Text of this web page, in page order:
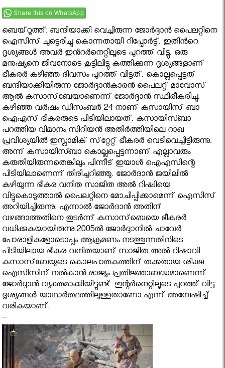
Share this on WhatsApp
ബെയ്‌റൂത്ത്: ബന്ദിയാക്കി വെച്ചിരുന്ന ജോർദ്ദാൻ പൈലറ്റിനെ
ഐസിസ് ചുട്ടെരിച്ചു കൊന്നതായി റിപ്പോർട്ട്. ഇതിൻറെ
ദൃശ്യങ്ങൾ അവർ ഇൻറർനെറ്റിലൂടെ പുറത്ത് വിട്ടു. ഒരു
മനുഷ്യനെ ജീവനോടെ കൂട്ടിലിട്ടു കത്തിക്കുന്ന ദൃശ്യങ്ങളാണ്
ഭീകരർ കഴിഞ്ഞ ദിവസം പുറത്ത് വിട്ടത്. കൊല്ലപ്പെട്ടത്
ബന്ദിയാക്കിയിരുന്ന ജോര്‍ദ്ദാന്‍കാരന്‍ പൈലറ്റ് മാവോസ്
ആല്‍ കസാസ്‌ബേയാണെന്ന് ജോര്‍ദ്ദാന്‍ സ്ഥിരീകരിച്ചു.
കഴിഞ്ഞ വര്‍ഷം ഡിസംബര്‍ 24 നാണ് കസായിസ് ബാ
ഐഎസ് ഭീകരരുടെ പിടിയിലായത്. കസായിസ്ബാ
പറത്തിയ വിമാനം സിറിയന്‍ അതിര്‍ത്തിയിലെ റാഖ
പ്രവിശ്യയില്‍ ഇസ്ലാമിക് സ്‌റ്റേറ്റ് ഭീകരര്‍ വെടിവെച്ചിട്ടിരുന്നു.
അന്ന് കസായിസ്ബാ കൊല്ലപ്പെട്ടന്നാണ് എല്ലാവരും
കരുതിയിരുന്നതെങ്കിലും പിന്നീട് ഇയാള്‍ ഐഎസിന്റെ
പിടിയിലാണെന്ന് തിരിച്ചറിഞ്ഞു. ജോര്‍ദാന്‍ ജയിലില്‍
കഴിയുന്ന ഭീകര വനിത സാജിത അല്‍ റിഷ്വിയെ
വിട്ടുകൊടുത്താല്‍ പൈലറ്റിനെ മോചിപ്പിക്കാമെന്ന് ഐസിസ്
അറിയിച്ചിരുന്നു. എന്നാല്‍ ജോര്‍ദാന്‍ അതിന്
വഴങ്ങാത്തതിനെ തുടർന്ന് കസാസ്‌ബെയെ ഭീകരര്‍
വധിക്കുകയായിരുന്നു.2005ല്‍ ജോര്‍ദ്ദാനില്‍ ചാവേര്‍
പോരാളികളോടൊപ്പം ആക്രമണം നടത്തുന്നതിനിടെ
പിടിയിലായ ഭീകര വനിതയാണ് സാജിത അല്‍ റിഷാവി.
കസാസ്‌ബേയുടെ കൊലപാതകത്തിന് തക്കതായ ശിക്ഷ
ഐസിസിന് നല്‍കാന്‍ രാജ്യം പ്രതിജ്ഞാബദ്ധമാണെന്ന്
ജോര്‍ദ്ദാന്‍ വ്യക്തമാക്കിയിട്ടുണ്ട്. ഇന്റര്‍നെറ്റിലൂടെ പുറത്ത് വിട്ട
ദൃശ്യങ്ങൾ യാഥാർത്ഥത്തിലുള്ളതാണോ എന്ന് അന്വേഷിച്ച്
വരികയാണ്.
–